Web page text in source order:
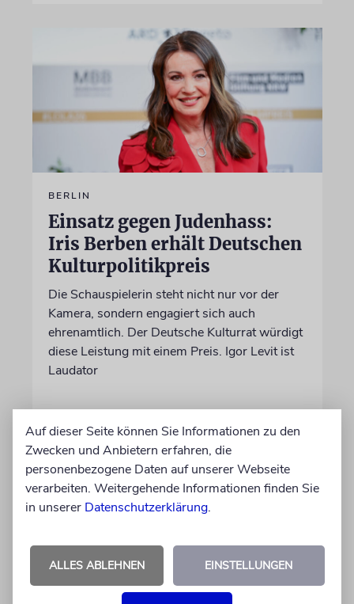
BERLIN
Einsatz gegen Judenhass:
Iris Berben erhält Deutschen
Kulturpolitikpreis
Die Schauspielerin steht nicht nur vor der
Kamera, sondern engagiert sich auch
ehrenamtlich. Der Deutsche Kulturrat würdigt
diese Leistung mit einem Preis. Igor Levit ist
Laudator
Auf dieser Seite können Sie Informationen zu den
Zwecken und Anbietern erfahren, die
personenbezogene Daten auf unserer Webseite
verarbeiten. Weitergehende Informationen finden Sie
in unserer Datenschutzerklärung.
ALLES ABLEHNEN EINSTELLUNGEN